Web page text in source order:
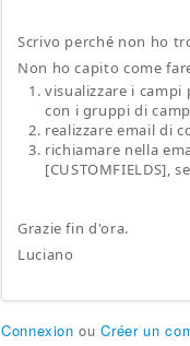
Scrivo perché non ho
Non ho capito come
visualizzare i
con i gruppi di
realizzare email di
richiamare nella
[CUSTOMFIELDS],
Grazie fin d'ora.
Luciano
Connexion ouCréer un